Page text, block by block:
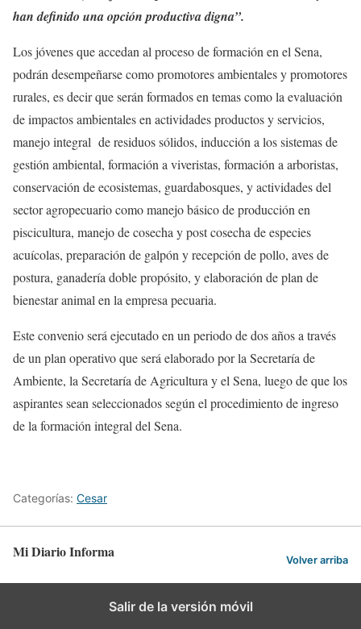
han definido una opción productiva digna”.
Los jóvenes que accedan al proceso de formación en el Sena,
podrán desempeñarse como promotores ambientales y promotores
rurales, es decir que serán formados en temas como la evaluación
de impactos ambientales en actividades productos y servicios,
manejo integral de residuos sólidos, inducción a los sistemas de
gestión ambiental, formación a viveristas, formación a arboristas,
conservación de ecosistemas, guardabosques, y actividades del
sector agropecuario como manejo básico de producción en
piscicultura, manejo de cosecha y post cosecha de especies
acuícolas, preparación de galpón y recepción de pollo, aves de
postura, ganadería doble propósito, y elaboración de plan de
bienestar animal en la empresa pecuaria.
Este convenio será ejecutado en un periodo de dos años a través
de un plan operativo que será elaborado por la Secretaría de
Ambiente, la Secretaría de Agricultura y el Sena, luego de que los
aspirantes sean seleccionados según el procedimiento de ingreso
de la formación integral del Sena.
Categorías: Cesar
Mi Diario Informa Volver arriba
Salir de la versión móvil